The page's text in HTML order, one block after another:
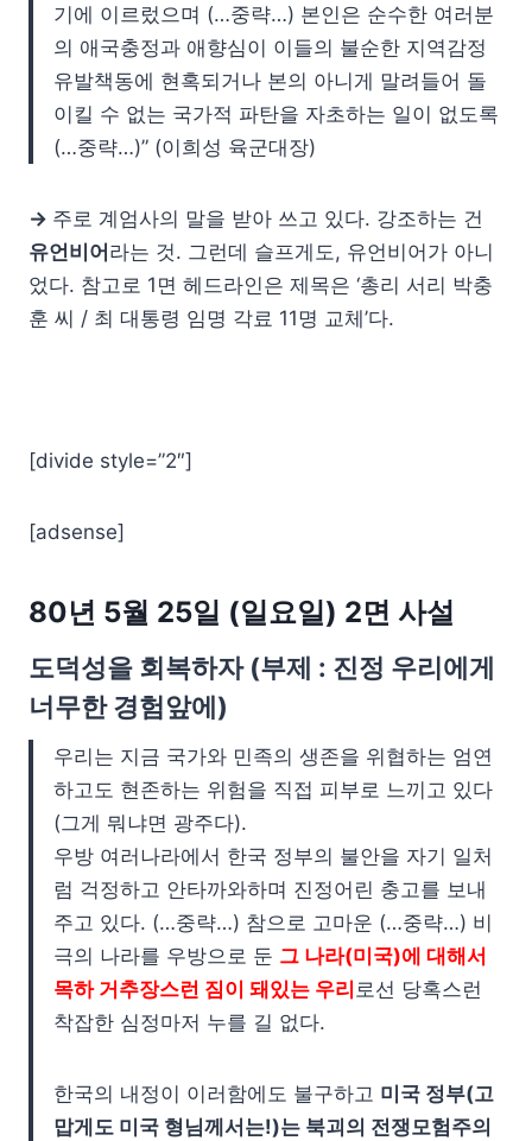
기에 이르렀으며 (…중략…) 본인은 순수한 여러분
의 애국충정과 애향심이 이들의 불순한 지역감정
유발책동에 현혹되거나 본의 아니게 말려들어 돌
이킬 수 없는 국가적 파탄을 자초하는 일이 없도록
(…중략…)” (이희성 육군대장)
→ 주로 계엄사의 말을 받아 쓰고 있다. 강조하는 건
유언비어라는 것. 그런데 슬프게도, 유언비어가 아니
었다. 참고로 1면 헤드라인은 제목은 ‘총리 서리 박충
훈 씨 / 최 대통령 임명 각료 11명 교체’다.
[divide style=”2″]
[adsense]
80년 5월 25일 (일요일) 2면 사설
도덕성을 회복하자 (부제 : 진정 우리에게
너무한 경험앞에)
우리는 지금 국가와 민족의 생존을 위협하는 엄연
하고도 현존하는 위험을 직접 피부로 느끼고 있다
(그게 뭐냐면 광주다).
우방 여러나라에서 한국 정부의 불안을 자기 일처
럼 걱정하고 안타까와하며 진정어린 충고를 보내
주고 있다. (…중략…) 참으로 고마운 (…중략…) 비
극의 나라를 우방으로 둔 그 나라(미국)에 대해서
목하 거추장스런 짐이 돼있는 우리 로선 당혹스런
착잡한 심정마저 누를 길 없다.
한국의 내정이 이러함에도 불구하고 미국 정부(고
맙게도 미국 형님께서는!)는 북괴의 전쟁모험주의